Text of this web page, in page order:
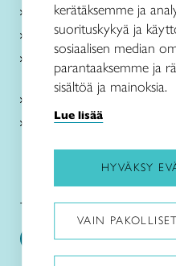
Me olemme Taito
Paikallinen toiminta
Verkkokaupat
Kirjaudu Arviin
Kirjaudu Taitocampukseen
Taitoliitto:
kerätäksemme ja
suorituskykyä ja
sosiaalisen median
parantaaksemme ja
sisältöä ja mainoksia.
Lue lisää
HYVÄKSY
VAIN